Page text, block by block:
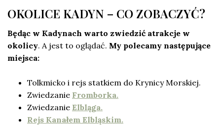
OKOLICE KADYN – CO ZOBACZYĆ?
Będąc w Kadynach warto zwiedzić atrakcje w
okolicy. A jest to oglądać. My polecamy następujące
miejsca:
Tolkmicko i rejs statkiem do Krynicy Morskiej.
Zwiedzanie Fromborka.
Zwiedzanie Elbląga.
Rejs Kanałem Elbląskim.